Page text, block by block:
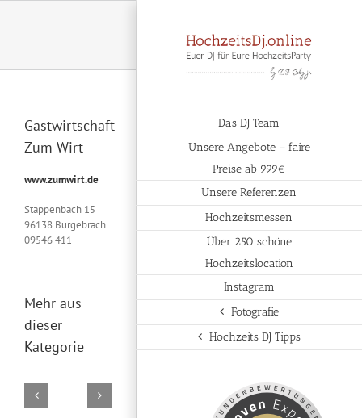
Das DJ Team
Unsere Angebote – faire
Preise ab 999€
Unsere Referenzen
Hochzeitsmessen
Über 250 schöne
Hochzeitslocation
Instagram
Fotografie
Hochzeits DJ Tipps
Gastwirtschaft
Zum Wirt
www.zumwirt.de
Stappenbach 15
96138 Burgebrach
09546 411
Mehr aus
dieser
Kategorie